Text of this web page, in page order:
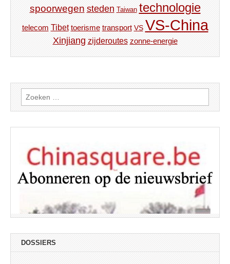
spoorwegen steden Taiwan technologie
telecom Tibet toerisme transport VS VS-China
Xinjiang zijderoutes zonne-energie
Zoeken
naar:
DOSSIERS